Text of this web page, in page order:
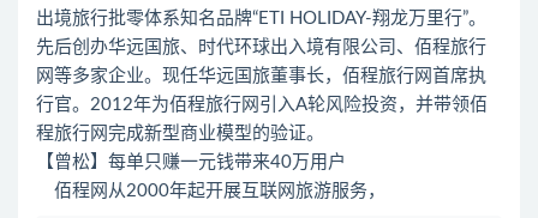
出境旅行批零体系知名品牌“ETI HOLIDAY-翔龙万里行”。
先后创办华远国旅、时代环球出入境有限公司、佰程旅行
网等多家企业。现任华远国旅董事长，佰程旅行网首席执
行官。2012年为佰程旅行网引入A轮风险投资，并带领佰
程旅行网完成新型商业模型的验证。
【曾松】每单只赚一元钱带来40万用户
佰程网从2000年起开展互联网旅游服务，